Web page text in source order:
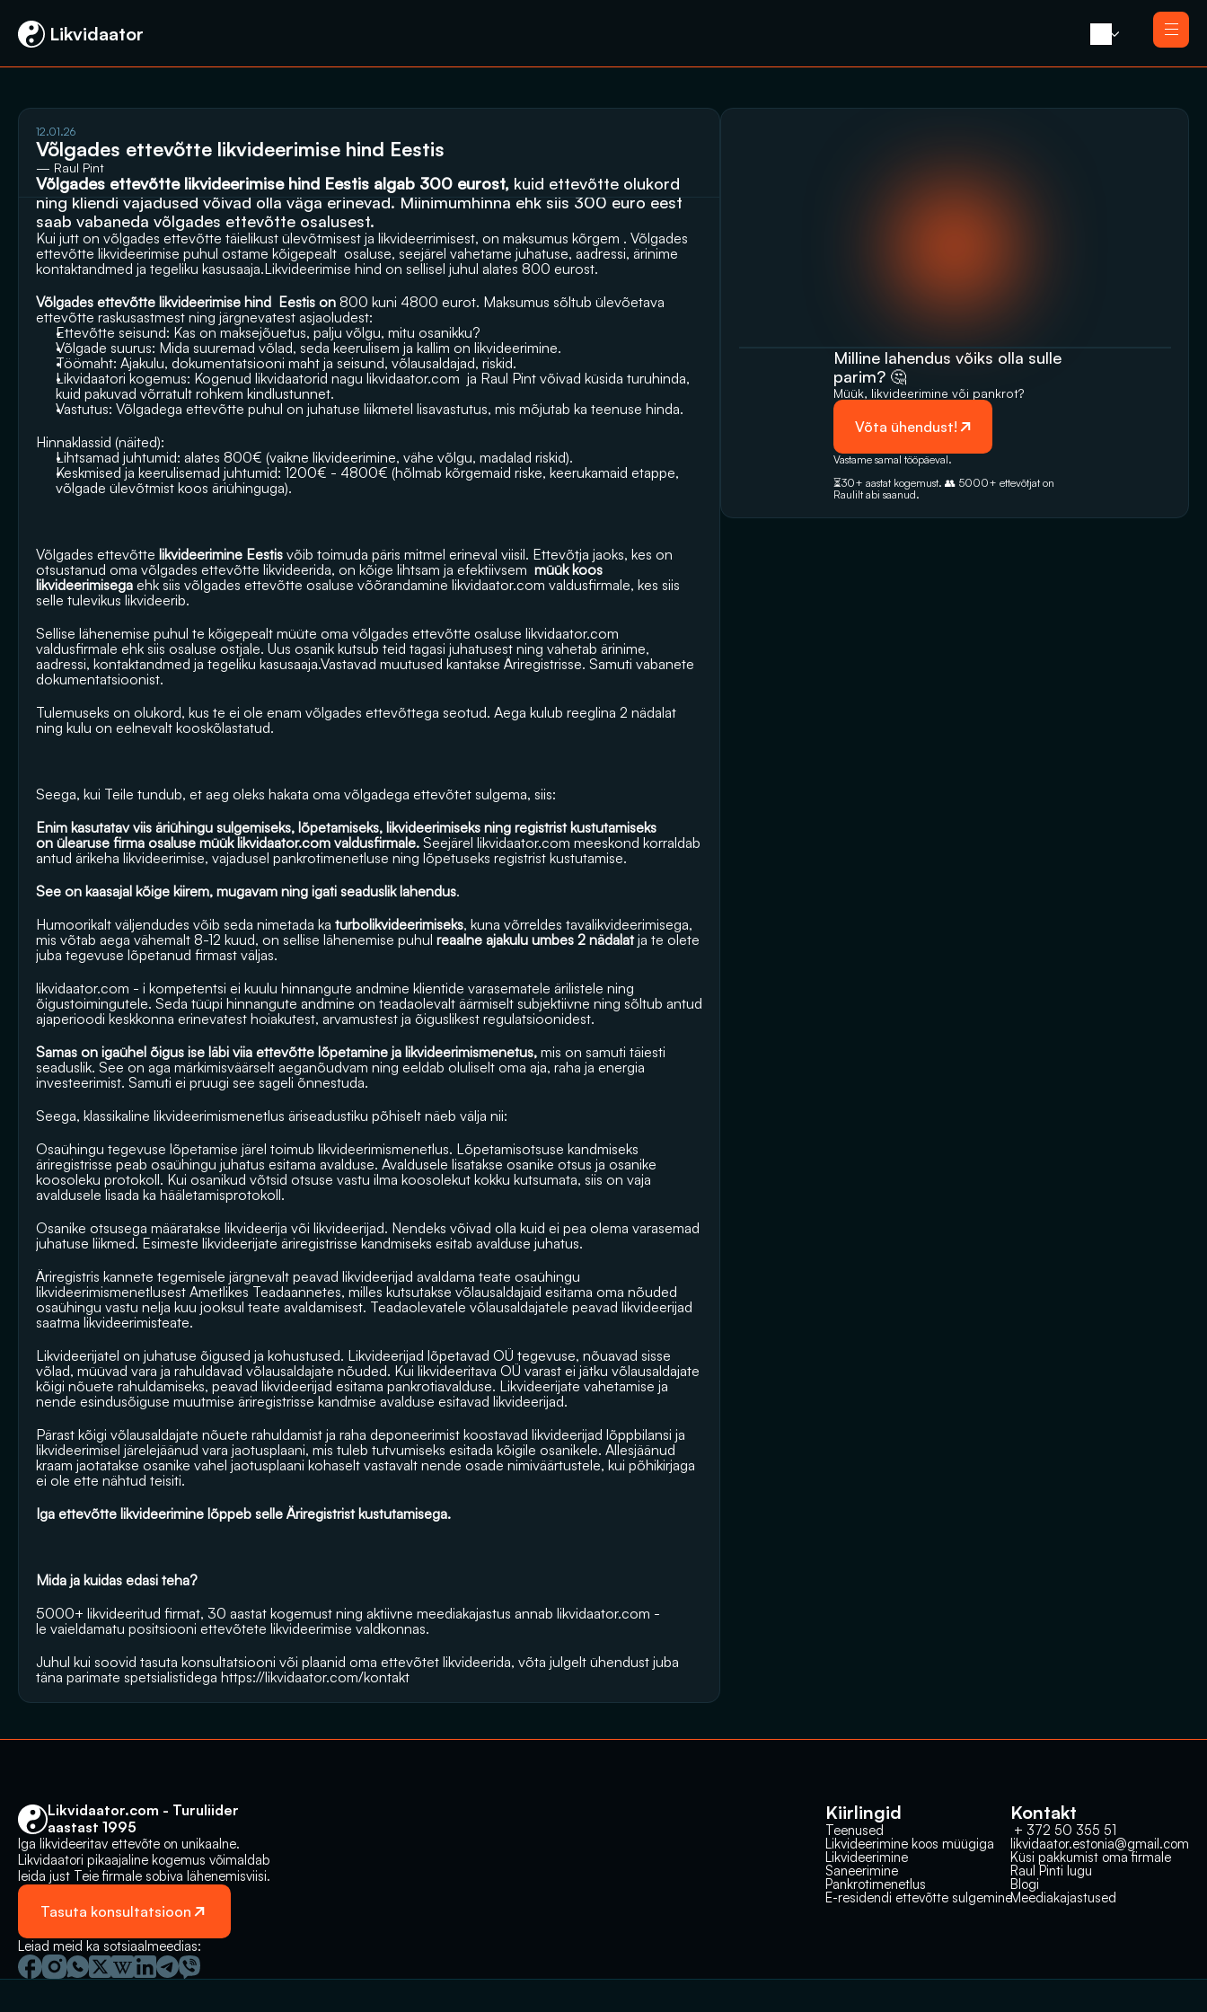
Likvidaator
Meist
12.01.26
Võlgades ettevõtte likvideerimise hind Eestis
— Raul Pint
Võlgades ettevõtte likvideerimise hind Eestis algab 300 eurost, kuid ettevõtte olukord
ning kliendi vajadused võivad olla väga erinevad. Miinimumhinna ehk siis 300 euro eest
saab vabaneda võlgades ettevõtte osalusest.
Kui jutt on võlgades ettevõtte täielikust ülevõtmisest ja likvideerrimisest, on maksumus kõrgem . Võlgades
ettevõtte likvideerimise puhul ostame kõigepealt  osaluse, seejärel vahetame juhatuse, aadressi, ärinime
kontaktandmed ja tegeliku kasusaaja.Likvideerimise hind on sellisel juhul alates 800 eurost.
Võlgades ettevõtte likvideerimise hind Eestis on 800 kuni 4800 eurot. Maksumus sõltub ülevõetava
ettevõtte raskusastmest ning järgnevatest asjaoludest:
Ettevõtte seisund: Kas on maksejõuetus, palju võlgu, mitu osanikku?
Võlgade suurus: Mida suuremad võlad, seda keerulisem ja kallim on likvideerimine.
Töömaht: Ajakulu, dokumentatsiooni maht ja seisund, võlausaldajad, riskid.
Likvidaatori kogemus: Kogenud likvidaatorid nagu likvidaator.com ja Raul Pint võivad küsida turuhinda,
kuid pakuvad võrratult rohkem kindlustunnet.
Vastutus: Võlgadega ettevõtte puhul on juhatuse liikmetel lisavastutus, mis mõjutab ka teenuse hinda.
Hinnaklassid (näited):
Lihtsamad juhtumid: alates 800€ (vaikne likvideerimine, vähe võlgu, madalad riskid).
Keskmised ja keerulisemad juhtumid: 1200€ - 4800€ (hõlmab kõrgemaid riske, keerukamaid etappe,
võlgade ülevõtmist koos äriühinguga).
Võlgades ettevõtte likvideerimine Eestis võib toimuda päris mitmel erineval viisil. Ettevõtja jaoks, kes on
otsustanud oma võlgades ettevõtte likvideerida, on kõige lihtsam ja efektiivsem müük koos
likvideerimisega ehk siis võlgades ettevõtte osaluse võõrandamine likvidaator.com valdusfirmale, kes siis
selle tulevikus likvideerib.
Sellise lähenemise puhul te kõigepealt müüte oma võlgades ettevõtte osaluse likvidaator.com
valdusfirmale ehk siis osaluse ostjale. Uus osanik kutsub teid tagasi juhatusest ning vahetab ärinime,
aadressi, kontaktandmed ja tegeliku kasusaaja.Vastavad muutused kantakse Äriregistrisse. Samuti vabanete
dokumentatsioonist.
Tulemuseks on olukord, kus te ei ole enam võlgades ettevõttega seotud. Aega kulub reeglina 2 nädalat
ning kulu on eelnevalt kooskõlastatud.
Seega, kui Teile tundub, et aeg oleks hakata oma võlgadega ettevõtet sulgema, siis:
Enim kasutatav viis äriühingu sulgemiseks, lõpetamiseks, likvideerimiseks ning registrist kustutamiseks
on ülearuse firma osaluse müük likvidaator.com valdusfirmale. Seejärel likvidaator.com meeskond korraldab
antud ärikeha likvideerimise, vajadusel pankrotimenetluse ning lõpetuseks registrist kustutamise.
See on kaasajal kõige kiirem, mugavam ning igati seaduslik lahendus.
Humoorikalt väljendudes võib seda nimetada ka turbolikvideerimiseks, kuna võrreldes tavalikvideerimisega,
mis võtab aega vähemalt 8-12 kuud, on sellise lähenemise puhul reaalne ajakulu umbes 2 nädalat ja te olete
juba tegevuse lõpetanud firmast väljas.
likvidaator.com - i kompetentsi ei kuulu hinnangute andmine klientide varasematele ärilistele ning
õigustoimingutele. Seda tüüpi hinnangute andmine on teadaolevalt äärmiselt subjektiivne ning sõltub antud
ajaperioodi keskkonna erinevatest hoiakutest, arvamustest ja õiguslikest regulatsioonidest.
Samas on igaühel õigus ise läbi viia ettevõtte lõpetamine ja likvideerimismenetus, mis on samuti täiesti
seaduslik. See on aga märkimisväärselt aeganõudvam ning eeldab oluliselt oma aja, raha ja energia
investeerimist. Samuti ei pruugi see sageli õnnestuda.
Seega, klassikaline likvideerimismenetlus äriseadustiku põhiselt näeb välja nii:
Osaühingu tegevuse lõpetamise järel toimub likvideerimismenetlus. Lõpetamisotsuse kandmiseks
äriregistrisse peab osaühingu juhatus esitama avalduse. Avaldusele lisatakse osanike otsus ja osanike
koosoleku protokoll. Kui osanikud võtsid otsuse vastu ilma koosolekut kokku kutsumata, siis on vaja
avaldusele lisada ka hääletamisprotokoll.
Osanike otsusega määratakse likvideerija või likvideerijad. Nendeks võivad olla kuid ei pea olema varasemad
juhatuse liikmed. Esimeste likvideerijate äriregistrisse kandmiseks esitab avalduse juhatus.
Äriregistris kannete tegemisele järgnevalt peavad likvideerijad avaldama teate osaühingu
likvideerimismenetlusest Ametlikes Teadaannetes, milles kutsutakse võlausaldajaid esitama oma nõuded
osaühingu vastu nelja kuu jooksul teate avaldamisest. Teadaolevatele võlausaldajatele peavad likvideerijad
saatma likvideerimisteate.
Likvideerijatel on juhatuse õigused ja kohustused. Likvideerijad lõpetavad OÜ tegevuse, nõuavad sisse
võlad, müüvad vara ja rahuldavad võlausaldajate nõuded. Kui likvideeritava OÜ varast ei jätku võlausaldajate
kõigi nõuete rahuldamiseks, peavad likvideerijad esitama pankrotiavalduse. Likvideerijate vahetamise ja
nende esindusõiguse muutmise äriregistrisse kandmise avalduse esitavad likvideerijad.
Pärast kõigi võlausaldajate nõuete rahuldamist ja raha deponeerimist koostavad likvideerijad lõppbilansi ja
likvideerimisel järelejäänud vara jaotusplaani, mis tuleb tutvumiseks esitada kõigile osanikele. Allesjäänud
kraam jaotatakse osanike vahel jaotusplaani kohaselt vastavalt nende osade nimiväärtustele, kui põhikirjaga
ei ole ette nähtud teisiti.
Iga ettevõtte likvideerimine lõppeb selle Äriregistrist kustutamisega.
Mida ja kuidas edasi teha?
5000+ likvideeritud firmat, 30 aastat kogemust ning aktiivne meediakajastus annab likvidaator.com -
le vaieldamatu positsiooni ettevõtete likvideerimise valdkonnas.
Juhul kui soovid tasuta konsultatsiooni või plaanid oma ettevõtet likvideerida, võta julgelt ühendust juba
täna parimate spetsialistidega https://likvidaator.com/kontakt
Milline lahendus võiks olla sulle
parim? 🤔
Müük, likvideerimine‬‭ või pankrot?
Võta ühendust!
Vastame samal tööpäeval.
⏳30+ aastat kogemust. 👥 5000+‭ ettevõtjat on
Raulilt abi saanud.‬
Likvidaator.com - Turuliider
aastast 1995
Iga likvideeritav ettevõte on unikaalne.
Likvidaatori pikaajaline kogemus võimaldab
leida just Teie firmale sobiva lähenemisviisi.
Tasuta konsultatsioon
Leiad meid ka sotsiaalmeedias:
Kiirlingid
Teenused
Likvideerimine koos müügiga
Likvideerimine
Saneerimine
Pankrotimenetlus
E-residendi ettevõtte sulgemine
Kontakt
+ 372 50 355 51
likvidaator.estonia@gmail.com
Küsi pakkumist oma firmale
Raul Pinti lugu
Blogi
Meediakajastused